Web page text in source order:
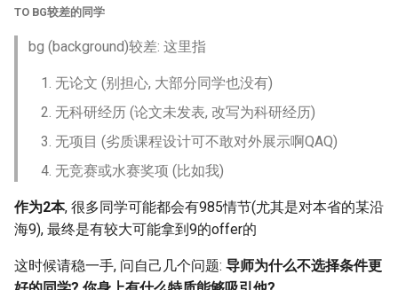
TO BG较差的同学
bg (background)较差: 这里指
无论文 (别担心, 大部分同学也没有)
无科研经历 (论文未发表, 改写为科研经历)
无项目 (劣质课程设计可不敢对外展示啊QAQ)
无竞赛或水赛奖项 (比如我)
作为2本, 很多同学可能都会有985情节(尤其是对本省的某沿
海9), 最终是有较大可能拿到9的offer的
这时候请稳一手, 问自己几个问题: 导师为什么不选择条件更